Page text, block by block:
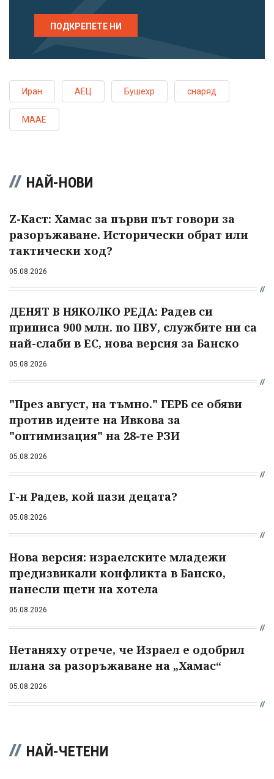
ПОДКРЕПЕТЕ НИ
Иран АЕЦ Бушехр снаряд
МААЕ
НАЙ-НОВИ
Z-Каст: Хамас за първи път говори за
разоръжаване. Исторически обрат или
тактически ход?
05.08.2026
ДЕНЯТ В НЯКОЛКО РЕДА: Радев си
приписа 900 млн. по ПВУ, службите ни са
най-слаби в ЕС, нова версия за Банско
05.08.2026
"През август, на тъмно." ГЕРБ се обяви
против идеите на Ивкова за
"оптимизация" на 28-те РЗИ
05.08.2026
Г-н Радев, кой пази децата?
05.08.2026
Нова версия: израелските младежи
предизвикали конфликта в Банско,
нанесли щети на хотела
05.08.2026
Нетаняху отрече, че Израел е одобрил
плана за разоръжаване на „Хамас“
05.08.2026
НАЙ-ЧЕТЕНИ